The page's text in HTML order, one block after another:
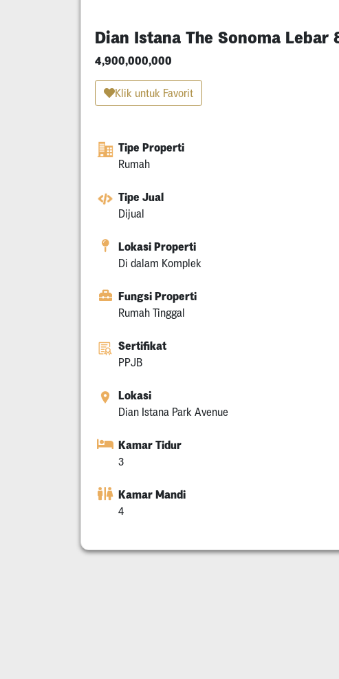
Dian Istana The Sonoma Lebar
4,900,000,000
Klik untuk Favorit
Tipe Properti
Rumah
Tipe Jual
Dijual
Lokasi Properti
Di dalam Komplek
Fungsi Properti
Rumah Tinggal
Sertifikat
PPJB
Lokasi
Dian Istana Park Avenue
Kamar Tidur
3
Kamar Mandi
4